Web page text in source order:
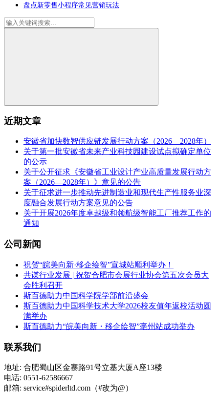
盘点新零售小程序常见营销玩法
近期文章
安徽省加快数智供应链发展行动方案（2026—2028年）
关于第一批安徽省未来产业科技园建设试点拟确定单位
的公示
关于公开征求《安徽省工业设计产业高质量发展行动方
案（2026—2028年）》意见的公告
关于征求进一步推动先进制造业和现代生产性服务业深
度融合发展行动方案意见的公告
关于开展2026年度卓越级和领航级智能工厂推荐工作的
通知
公司新闻
祝贺“皖美向新·移企绘智”宣城站顺利举办！
共谋行业发展 | 祝贺合肥市会展行业协会第五次会员大
会胜利召开
斯百德助力中国科学院学部前沿盛会
斯百德助力中国科学技术大学2026校友值年返校活动圆
满举办
斯百德助力“皖美向新・移企绘智”亳州站成功举办
联系我们
地址: 合肥蜀山区金寨路91号立基大厦A座13楼
电话: 0551-62586667
邮箱: service#spiderltd.com（#改为@）